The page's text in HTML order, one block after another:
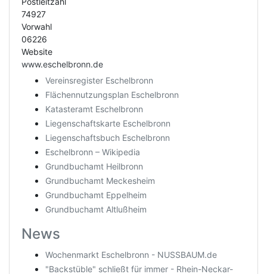
74927
Vorwahl
06226
Website
www.eschelbronn.de
Vereinsregister Eschelbronn
Flächennutzungsplan Eschelbronn
Katasteramt Eschelbronn
Liegenschaftskarte Eschelbronn
Liegenschaftsbuch Eschelbronn
Eschelbronn – Wikipedia
Grundbuchamt Heilbronn
Grundbuchamt Meckesheim
Grundbuchamt Eppelheim
Grundbuchamt Altlußheim
News
Wochenmarkt Eschelbronn - NUSSBAUM.de
"Backstüble" schließt für immer - Rhein-Neckar-